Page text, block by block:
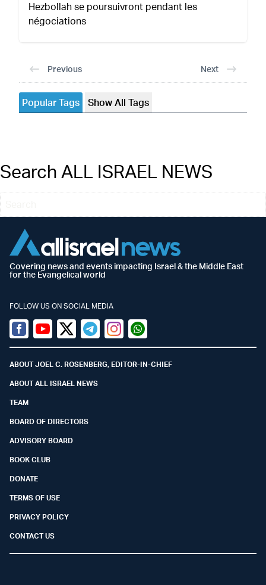
Hezbollah se poursuivront pendant les
négociations
Previous Next
Popular Tags Show All Tags
Search ALL ISRAEL NEWS
Covering news and events impacting Israel & the Middle East
for the Evangelical world
FOLLOW US ON SOCIAL MEDIA
Facebook
YoutubeTwitter (X)
TelegramInstagramWhatsapp
ABOUT JOEL C. ROSENBERG, EDITOR-IN-CHIEF
ABOUT ALL ISRAEL NEWS
TEAM
BOARD OF DIRECTORS
ADVISORY BOARD
BOOK CLUB
DONATE
TERMS OF USE
PRIVACY POLICY
CONTACT US